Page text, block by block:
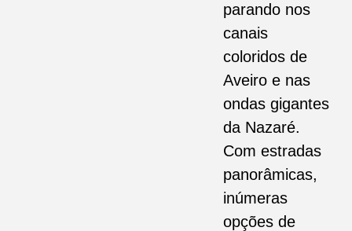
parando nos
canais
coloridos de
Aveiro e nas
ondas gigantes
da Nazaré.
Com estradas
panorâmicas,
inúmeras
opções de